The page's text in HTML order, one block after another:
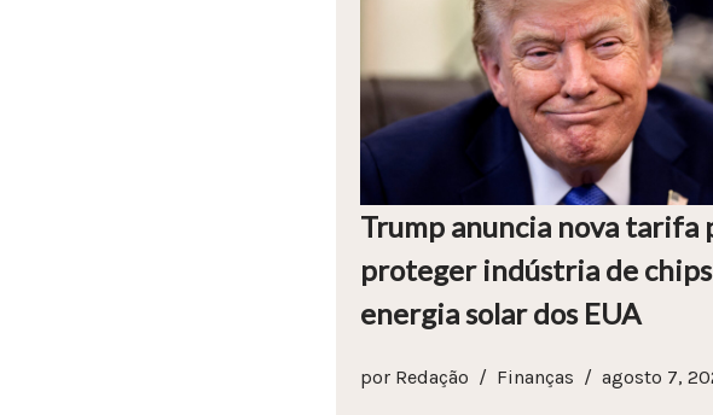
Trump anuncia nova tarifa
proteger indústria de
energia solar dos EUA
por Redação Finanças agosto 7,